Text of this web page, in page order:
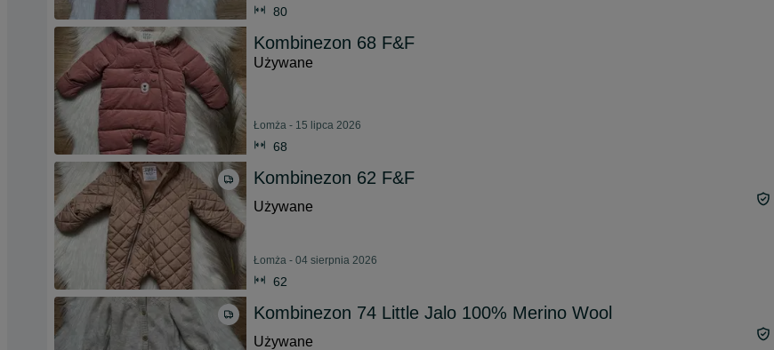
80
Kombinezon 68 F&F
Używane
Łomża - 15 lipca 2026
68
Kombinezon 62 F&F
Używane
Łomża - 04 sierpnia 2026
62
Kombinezon 74 Little Jalo 100% Merino Wool
Używane